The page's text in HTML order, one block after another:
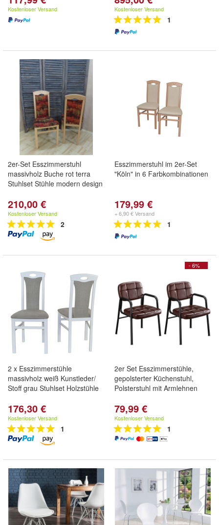
Kostenloser Versand Kostenloser Versand
1
2er-Set Esszimmerstuhl
massivholz Buche rot terra
Stuhlset Stühle modern design
210,00 €
Kostenloser Versand
2
Esszimmerstuhl im 2er-Set
"Köln" in 6 Farbkombinationen
179,99 €
+ 6,90 € Versand
1
2 x Esszimmerstühle
massivholz weiß Kunstleder/
Stoff grau Stuhlset Holzstühle
176,30 €
Kostenloser Versand
1
- 6%
2er Set Esszimmerstühle,
gepolsterter Küchenstuhl,
Polsterstuhl mit Armlehnen
79,99 €
Kostenloser Versand
1